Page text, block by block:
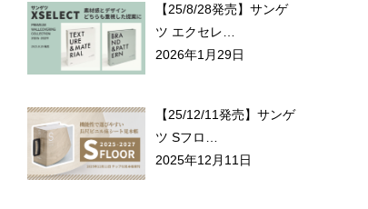
【25/8/28発売】サンゲ
ツ エクセレ…
2026年1月29日
【25/12/11発売】サンゲ
ツ Sフロ…
2025年12月11日